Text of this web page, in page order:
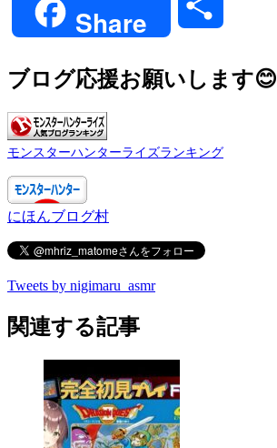
Share
ブログ応援お願いします😊
モンスターハンターライズランキング
にほんブログ村
Tweets by nigimaru_asmr
関連する記事